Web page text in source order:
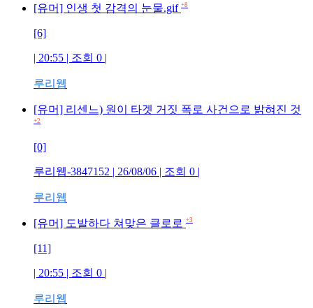
[유머] 인생 첫 감격의 눈물.gif +8
[6]
| 20:55 | 조회 0 |
루리웹
[유머] 리센느) 원이 타겟 거짓 폭로 사건으로 밝혀진 것
+2
[0]
루리웹-3847152 | 26/08/06 | 조회 0 |
루리웹
[유머] 도발하다 쳐맞은 클로로 +3
[11]
| 20:55 | 조회 0 |
루리웹